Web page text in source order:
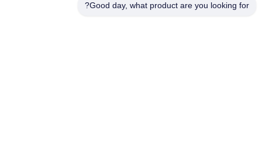
008613580404923
Good day, what product are you looking for?